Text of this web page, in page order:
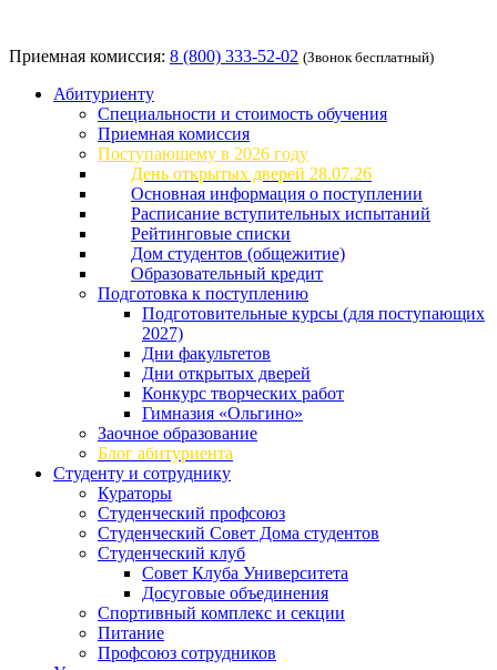
Приемная комиссия: 8 (800) 333-52-02 (Звонок бесплатный)
Абитуриенту
Специальности и стоимость обучения
Приемная комиссия
Поступающему в 2026 году
День открытых дверей 28.07.26
Основная информация о поступлении
Расписание вступительных испытаний
Рейтинговые списки
Дом студентов (общежитие)
Образовательный кредит
Подготовка к поступлению
Подготовительные курсы (для поступающих
2027)
Дни факультетов
Дни открытых дверей
Конкурс творческих работ
Гимназия «Ольгино»
Заочное образование
Блог абитуриента
Студенту и сотруднику
Кураторы
Студенческий профсоюз
Студенческий Совет Дома студентов
Студенческий клуб
Совет Клуба Университета
Досуговые объединения
Спортивный комплекс и секции
Питание
Профсоюз сотрудников